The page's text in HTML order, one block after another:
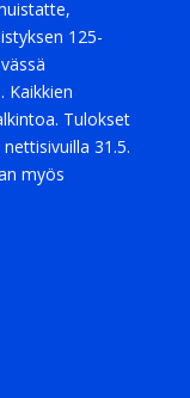
125-
Kaikkien
Tulokset
31.5.
myös